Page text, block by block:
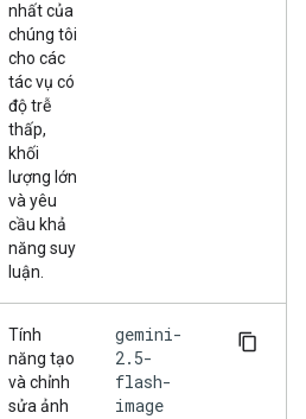
nhất của
chúng tôi
cho các
tác vụ có
độ trễ
thấp,
khối
lượng lớn
và yêu
cầu khả
năng suy
luận.
Tính
năng tạo
và chỉnh
sửa ảnh
gemini-
2.5-
flash-
image